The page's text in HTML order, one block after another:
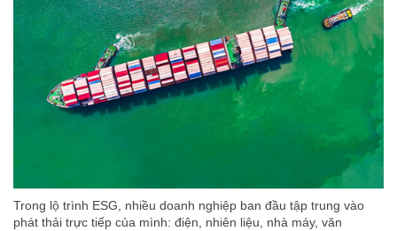
Trong lộ trình ESG, nhiều doanh nghiệp ban đầu tập trung vào
phát thải trực tiếp của mình: điện, nhiên liệu, nhà máy, văn